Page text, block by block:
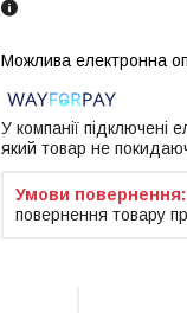
У компанії підключені
який товар не
повернення товару